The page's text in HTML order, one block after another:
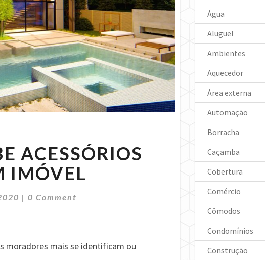
ACESSÓRIOS
IMÓVEL
|Comments
0 Comment
moradores mais se identificam ou
Água
Aluguel
Ambientes
Aquecedor
Área externa
Automação
Borracha
Caçamba
Cobertura
Comércio
Cômodos
Condomínios
Construção